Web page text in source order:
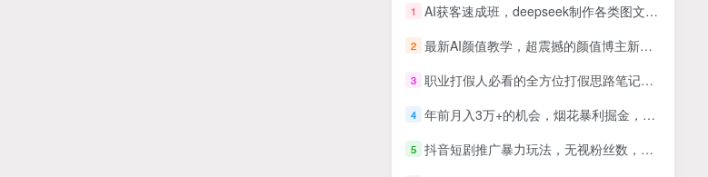
1 AI获客速成班，deepseek制作各类图文、视频内容，数字人应用和智能剪辑技术
2 最新AI颜值教学，超震撼的颜值博主新玩法，推荐新手操作，流量稳定
3 职业打假人必看的全方位打假思路笔记，看完吃透可日入过万【揭秘】
4 年前月入3万+的机会，烟花暴利掘金，无需囤货，一件代发
5 抖音短剧推广暴力玩法，无视粉丝数，简单上手做原创，轻松日入500+【揭秘】